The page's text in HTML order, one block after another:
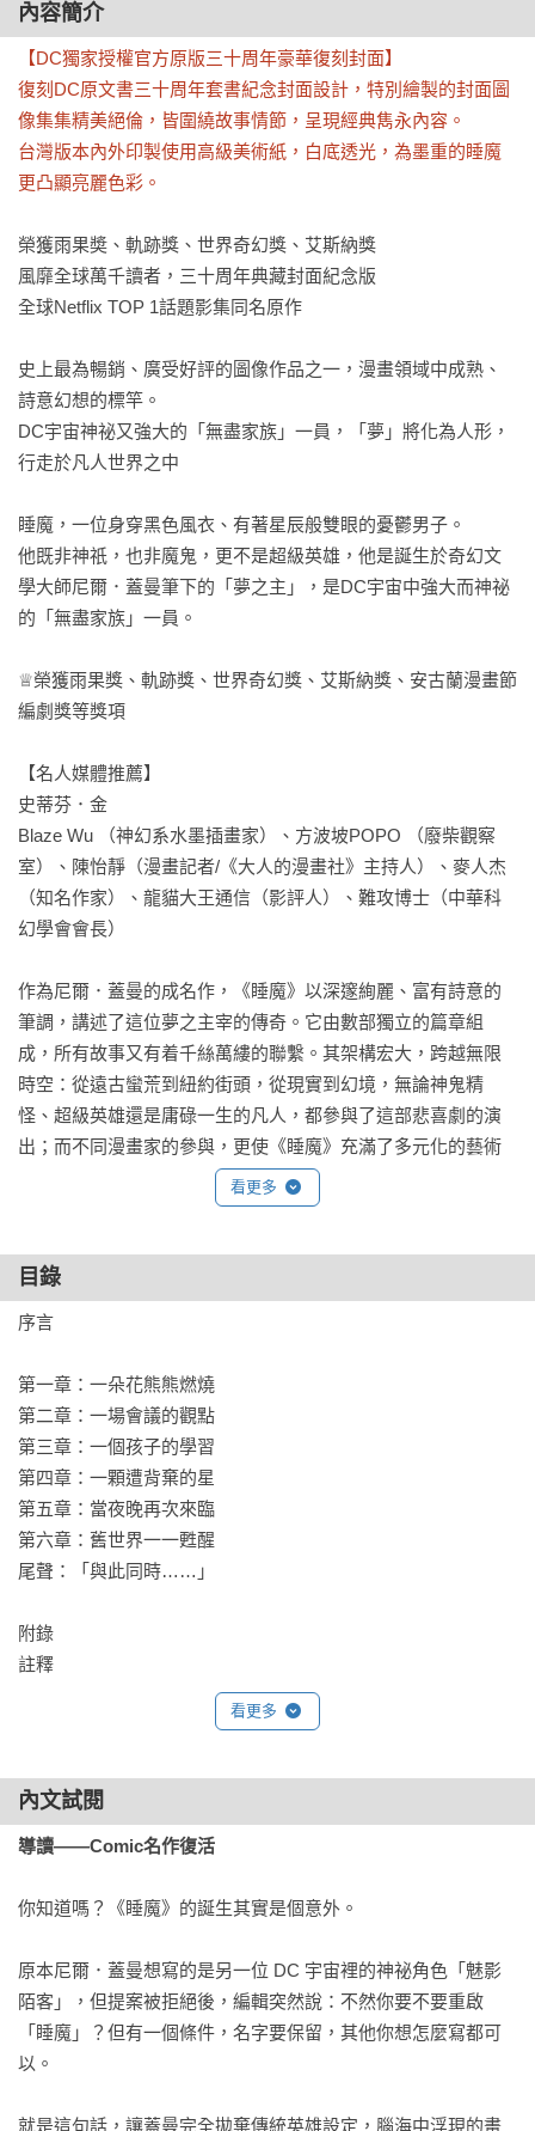
內容簡介
【DC獨家授權官方原版三十周年豪華復刻封面】
復刻DC原文書三十周年套書紀念封面設計，特別繪製的封面圖
像集集精美絕倫，皆圍繞故事情節，呈現經典雋永內容。
台灣版本內外印製使用高級美術紙，白底透光，為墨重的睡魔
更凸顯亮麗色彩。
榮獲雨果奬、軌跡獎、世界奇幻獎、艾斯納獎
風靡全球萬千讀者，三十周年典藏封面紀念版
全球Netflix TOP 1話題影集同名原作
史上最為暢銷、廣受好評的圖像作品之一，漫畫領域中成熟、
詩意幻想的標竿。
DC宇宙神祕又強大的「無盡家族」一員，「夢」將化為人形，
行走於凡人世界之中
睡魔，一位身穿黑色風衣、有著星辰般雙眼的憂鬱男子。
他既非神祇，也非魔鬼，更不是超級英雄，他是誕生於奇幻文
學大師尼爾．蓋曼筆下的「夢之主」，是DC宇宙中強大而神祕
的「無盡家族」一員。
♕榮獲雨果獎、軌跡獎、世界奇幻獎、艾斯納獎、安古蘭漫畫節
編劇獎等獎項
【名人媒體推薦】
史蒂芬．金
Blaze Wu （神幻系水墨插畫家）、方波坡POPO （廢柴觀察
室）、陳怡靜（漫畫記者/《大人的漫畫社》主持人）、麥人杰
（知名作家）、龍貓大王通信（影評人）、難攻博士（中華科
幻學會會長）
作為尼爾．蓋曼的成名作，《睡魔》以深邃絢麗、富有詩意的
筆調，講述了這位夢之主宰的傳奇。它由數部獨立的篇章組
成，所有故事又有着千絲萬縷的聯繫。其架構宏大，跨越無限
時空：從遠古蠻荒到紐約街頭，從現實到幻境，無論神鬼精
怪、超級英雄還是庸碌一生的凡人，都參與了這部悲喜劇的演
出；而不同漫畫家的參與，更使《睡魔》充滿了多元化的藝術
風格，畫面語言如夢境般多姿多彩。
《睡魔特典一：序曲》
本集讓蓋曼筆下引人入勝的睡魔史詩成為一個完整的圓環，既
是深具開創性的《睡魔》系列連載的序幕，也是故事的最終樂
引領讀者踏上夢之王驚心動魄的旅程。夢之王將橫越宇宙，更
進入超脫時空的領域，只為完成一項攸關寰宇前程的任務——
阻止現實全盤崩解。
看更多
目錄
序言
第一章：一朵花熊熊燃燒
第二章：一場會議的觀點
第三章：一個孩子的學習
第四章：一顆遭背棄的星
第五章：當夜晚再次來臨
第六章：舊世界一一甦醒
尾聲：「與此同時……」
附錄
註釋
看更多
內文試閱
導讀——Comic名作復活
你知道嗎？《睡魔》的誕生其實是個意外。
原本尼爾．蓋曼想寫的是另一位 DC 宇宙裡的神祕角色「魅影
陌客」，但提案被拒絕後，編輯突然說：不然你要不要重啟
「睡魔」？但有一個條件，名字要保留，其他你想怎麼寫都可
以。
就是這句話，讓蓋曼完全拋棄傳統英雄設定，腦海中浮現的畫